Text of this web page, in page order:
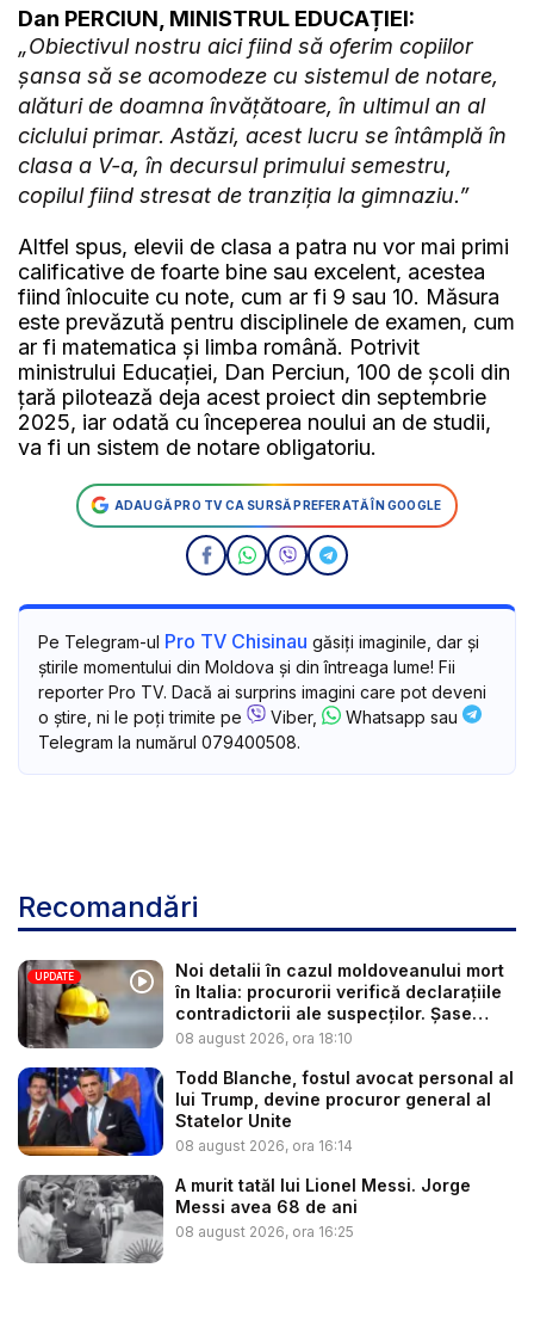
Dan PERCIUN, MINISTRUL EDUCAȚIEI:
„Obiectivul nostru aici fiind să oferim copiilor
șansa să se acomodeze cu sistemul de notare,
alături de doamna învățătoare, în ultimul an al
ciclului primar. Astăzi, acest lucru se întâmplă în
clasa a V-a, în decursul primului semestru,
copilul fiind stresat de tranziția la gimnaziu.”
Altfel spus, elevii de clasa a patra nu vor mai primi
calificative de foarte bine sau excelent, acestea
fiind înlocuite cu note, cum ar fi 9 sau 10. Măsura
este prevăzută pentru disciplinele de examen, cum
ar fi matematica și limba română. Potrivit
ministrului Educației, Dan Perciun, 100 de școli din
țară pilotează deja acest proiect din septembrie
2025, iar odată cu începerea noului an de studii,
va fi un sistem de notare obligatoriu.
ADAUGĂ PRO TV CA SURSĂ PREFERATĂ ÎN GOOGLE
Pe Telegram-ul Pro TV Chisinau găsiți imaginile, dar și
știrile momentului din Moldova și din întreaga lume! Fii
reporter Pro TV. Dacă ai surprins imagini care pot deveni
o știre, ni le poți trimite pe
Viber,
Whatsapp sau
Telegram la numărul 079400508.
Recomandări
UPDATE
Noi detalii în cazul moldoveanului mort
în Italia: procurorii verifică declarațiile
contradictorii ale suspecților. Șase
per...
08 august 2026, ora 18:10
Todd Blanche, fostul avocat personal al
lui Trump, devine procuror general al
Statelor Unite
08 august 2026, ora 16:14
A murit tatăl lui Lionel Messi. Jorge
Messi avea 68 de ani
08 august 2026, ora 16:25